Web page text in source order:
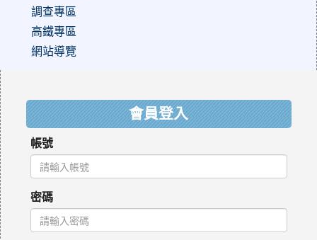
調查專區
高鐵專區
網站導覽
會員登入
帳號
密碼